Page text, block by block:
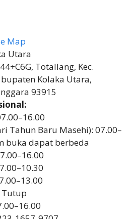
Map
Utara
Totallang, Kec.
Kolaka Utara,
93915
Tahun Baru Masehi): 07.00–
buka dapat berbeda
Tutup